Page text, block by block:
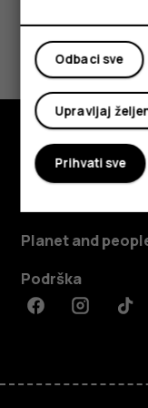
Da li vam je
Da Ne
Istražite
Planet and
Podrška
FacebookInstagram
Odbaci sve
Upravljaj
Prihvati sve